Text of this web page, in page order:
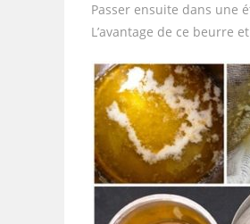
Passer ensuite dans une
L’avantage de ce beurre